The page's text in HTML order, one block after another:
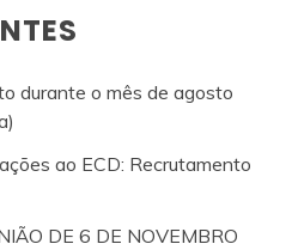
durante o mês de agosto
ao ECD: Recrutamento
DE 6 DE NOVEMBRO